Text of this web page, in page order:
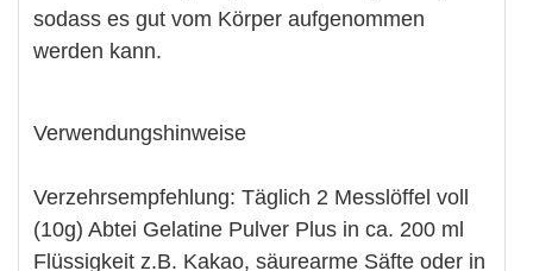
sodass es gut vom Körper aufgenommen
werden kann.
Verwendungshinweise
Verzehrsempfehlung: Täglich 2 Messlöffel voll
(10g) Abtei Gelatine Pulver Plus in ca. 200 ml
Flüssigkeit z.B. Kakao, säurearme Säfte oder in